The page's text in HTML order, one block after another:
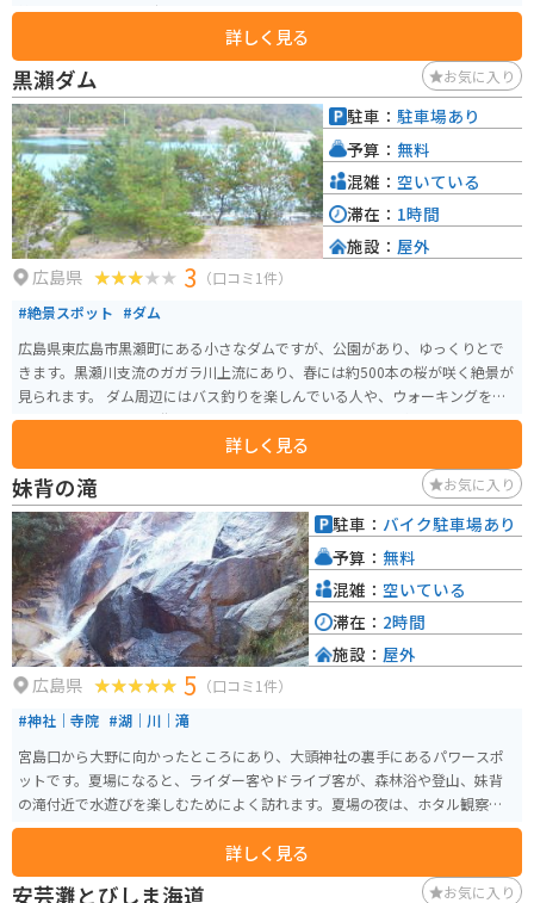
節としては最も良い時期かもしれません。
詳しく見る
黒瀨ダム お気に入り
広島県 3 （口コミ1件）
#絶景スポット #ダム
広島県東広島市黒瀬町にある小さなダムですが、公園があり、ゆっくりとで
きます。黒瀬川支流のガガラ川上流にあり、春には約500本の桜が咲く絶景が
見られます。 ダム周辺にはバス釣りを楽しんでいる人や、ウォーキングをし
ている人もいます。市街地から近くアクセスも良いため、天気の良い休日な
どは、家族連れでハイキングを楽しむ人もいます。
詳しく見る
駐車： 駐車場あり
予算： 無料
混雑： 空いている
滞在： 1時間
施設： 屋外
妹背の滝 お気に入り
広島県 5 （口コミ1件）
#神社｜寺院 #湖｜川｜滝
宮島口から大野に向かったところにあり、大頭神社の裏手にあるパワースポ
ットです。夏場になると、ライダー客やドライブ客が、森林浴や登山、妹背
の滝付近で水遊びを楽しむためによく訪れます。夏場の夜は、ホタル観察が
できる場合もあります。
詳しく見る
駐車： バイク駐車場あり
予算： 無料
混雑： 空いている
滞在： 2時間
施設： 屋外
安芸灘とびしま海道 お気に入り